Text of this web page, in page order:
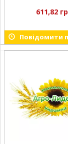
611,82
Повідомити